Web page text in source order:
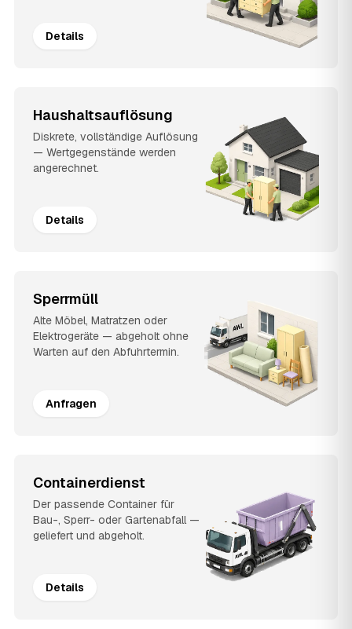
Details
Haushaltsauflösung
Diskrete, vollständige Auflösung
— Wertgegenstände werden
angerechnet.
Details
Sperrmüll
Alte Möbel, Matratzen oder
Elektrogeräte — abgeholt ohne
Warten auf den Abfuhrtermin.
Anfragen
Containerdienst
Der passende Container für
Bau-, Sperr- oder Gartenabfall —
geliefert und abgeholt.
Details